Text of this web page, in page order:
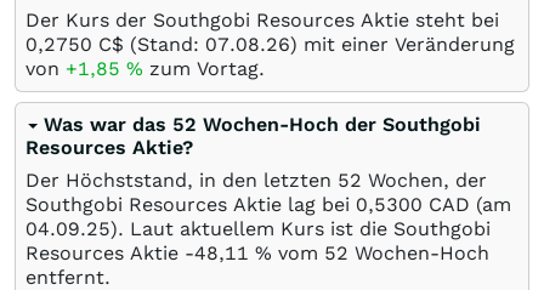
Der Kurs der Southgobi Resources Aktie steht bei
0,2750 C$ (Stand: 07.08.26) mit einer Veränderung
von +1,85 % zum Vortag.
Was war das 52 Wochen-Hoch der Southgobi
Resources Aktie?
Der Höchststand, in den letzten 52 Wochen, der
Southgobi Resources Aktie lag bei 0,5300 CAD (am
04.09.25). Laut aktuellem Kurs ist die Southgobi
Resources Aktie -48,11 % vom 52 Wochen-Hoch
entfernt.